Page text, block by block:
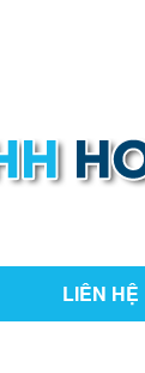
LIÊN HỆ